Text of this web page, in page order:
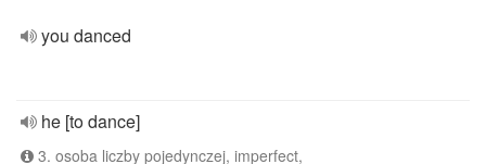
you danced
he [to dance]
3. osoba liczby pojedynczej, imperfect,